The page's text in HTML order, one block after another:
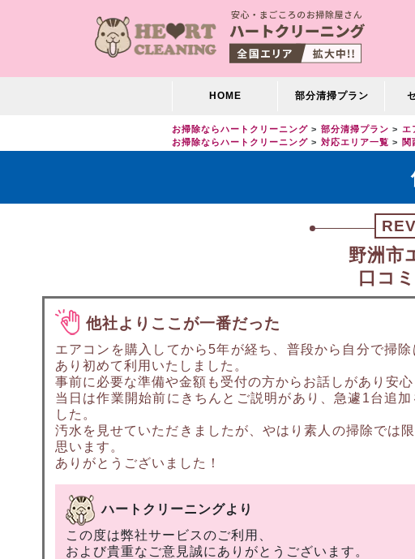
HOME 部分清掃プラン
お掃除ならハートクリーニング 部分清掃プラン エ
お掃除ならハートクリーニング
対応エリア一覧 関
野洲市
口コ
他社よりここが一番だった
エアコンを購入してから5年が経ち、普段から自分で掃
あり初めて利用いたしました。
事前に必要な準備や金額も受付の方からお話しがあり安
当日は作業開始前にきちんとご説明があり、急遽1台追
した。
汚水を見せていただきましたが、やはり素人の掃除では
思います。
ありがとうございました！
ハートクリーニングより
この度は弊社サービスのご利用、
および貴重なご意見誠にありがとうございます。